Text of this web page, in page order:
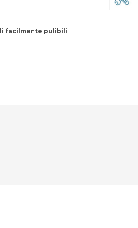
facilmente pulibili